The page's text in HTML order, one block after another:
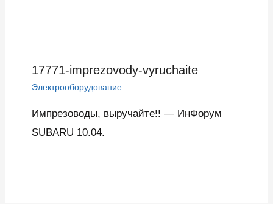
17771-imprezovody-vyruchaite
Электрооборудование
Импрезоводы, выручайте!! — ИнФорум
SUBARU 10.04.